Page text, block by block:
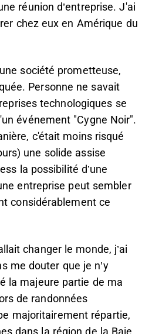
réunion d’entreprise. J'ai
chez eux en Amérique du
société prometteuse,
Personne ne savait
technologiques se
événement "Cygne Noir".
c'était moins risqué
une solide assise
la possibilité d’une
entreprise peut sembler
considérablement ce
changer le monde, j’ai
me douter que je n’y
la majeure partie de ma
de randonnées
majoritairement répartie,
dans la région de la Baie